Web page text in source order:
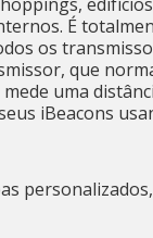
É
os
que
uma
iBeacons